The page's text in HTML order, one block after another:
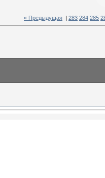
« Предыдущая 283 284 285